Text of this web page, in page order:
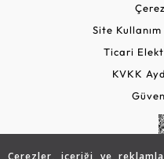
Çerezler, içeriği ve
Site
Ticari
KVKK